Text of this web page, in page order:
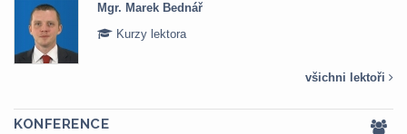
Mgr. Marek Bednář
Kurzy lektora
všichni lektoři
KONFERENCE